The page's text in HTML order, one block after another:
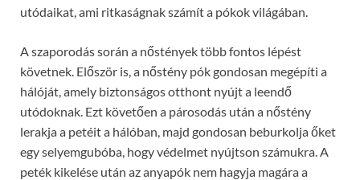
utódaikat, ami ritkaságnak számít a pókok világában.
A szaporodás során a nőstények több fontos lépést
követnek. Először is, a nőstény pók gondosan megépíti a
hálóját, amely biztonságos otthont nyújt a leendő
utódoknak. Ezt követően a párosodás után a nőstény
lerakja a petéit a hálóban, majd gondosan beburkolja őket
egy selyemgubóba, hogy védelmet nyújtson számukra. A
peték kikelése után az anyapók nem hagyja magára a